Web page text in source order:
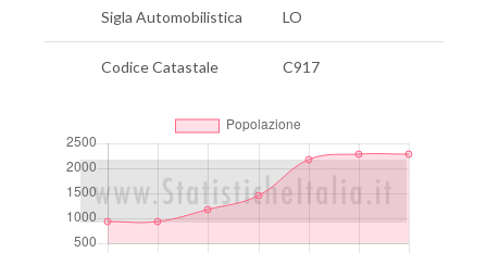
Sigla Automobilistica LO
Codice Catastale C917